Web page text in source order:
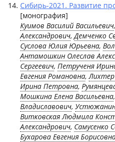
Сибирь-2021. Развитие
[монография]
Куимов Василий Васильевич
Александрович,Демченко
Суслова Юлия Юрьевна,
Антамошкин Олеслав
Сергеевич, Петрученя
Евгения Романовна,Лихтер
Ирина Петровна,
Мошкина Елена Васильевна
Владиславович,
Витковская Людмила
Александрович, Самусенко
Бухарова Евгения